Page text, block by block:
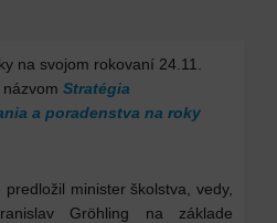
na svojom rokovaní 24.11.
Stratégia
a poradenstva na roky
minister školstva, vedy,
Gröhling na základe